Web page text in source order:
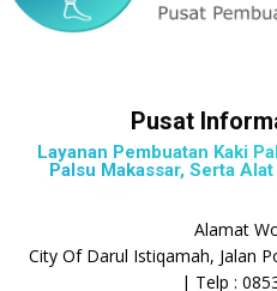
Pusat
Layanan Pembuatan Kaki
Palsu Makassar, Serta
Alamat
City Of Darul Istiqamah, Jalan
| Telp :